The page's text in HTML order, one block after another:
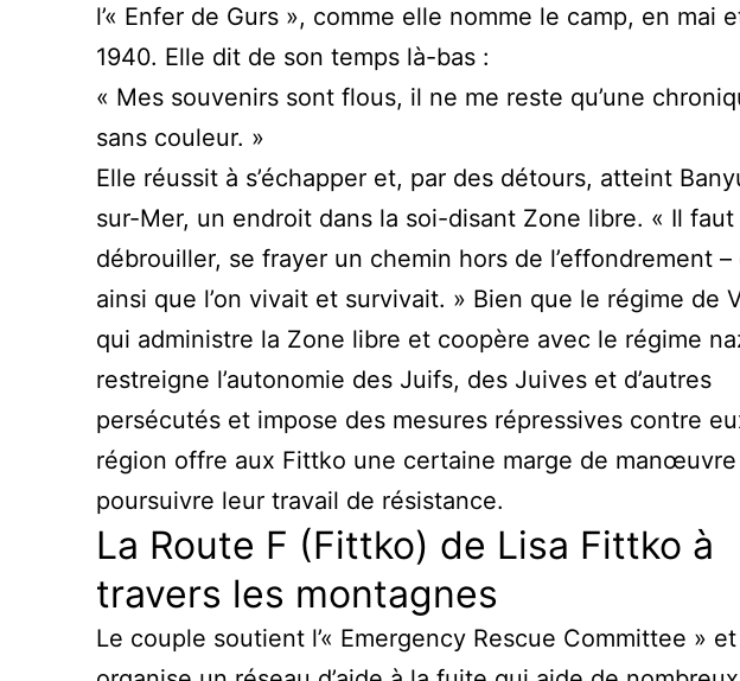
l’« Enfer de Gurs », comme elle nomme le camp, en mai
1940. Elle dit de son temps là-bas :
« Mes souvenirs sont flous, il ne me reste qu’une
sans couleur. »
Elle réussit à s’échapper et, par des détours, atteint
sur-Mer, un endroit dans la soi-disant Zone libre. « Il faut
débrouiller, se frayer un chemin hors de l’effondrement –
ainsi que l’on vivait et survivait. » Bien que le régime de
qui administre la Zone libre et coopère avec le régime
restreigne l’autonomie des Juifs, des Juives et d’autres
persécutés et impose des mesures répressives contre
région offre aux Fittko une certaine marge de
poursuivre leur travail de résistance.
La Route F (Fittko) de Lisa Fittko à
travers les montagnes
Le couple soutient l’« Emergency Rescue Committee » et